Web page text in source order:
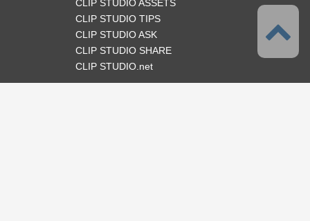
CLIP STUDIO ASSETS
CLIP STUDIO TIPS
CLIP STUDIO ASK
CLIP STUDIO SHARE
CLIP STUDIO.net